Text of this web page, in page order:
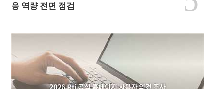
응 역량 전면 점검